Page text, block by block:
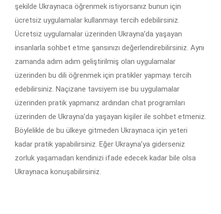
şekilde Ukraynaca öğrenmek istiyorsanız bunun için
ücretsiz uygulamalar kullanmayı tercih edebilirsiniz.
Ücretsiz uygulamalar üzerinden Ukrayna’da yaşayan
insanlarla sohbet etme şansınızı değerlendirebilirsiniz. Aynı
zamanda adım adım geliştirilmiş olan uygulamalar
üzerinden bu dili öğrenmek için pratikler yapmayı tercih
edebilirsiniz. Naçizane tavsiyem ise bu uygulamalar
üzerinden pratik yapmanız ardından chat programları
üzerinden de Ukrayna’da yaşayan kişiler ile sohbet etmeniz.
Böylelikle de bu ülkeye gitmeden Ukraynaca için yeteri
kadar pratik yapabilirsiniz. Eğer Ukrayna’ya giderseniz
zorluk yaşamadan kendinizi ifade edecek kadar bile olsa
Ukraynaca konuşabilirsiniz.